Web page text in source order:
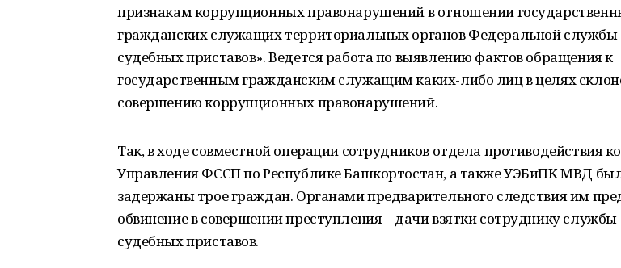
признакам коррупционных правонарушений в отношении
гражданских служащих территориальных органов Федеральной службы
судебных приставов». Ведется работа по выявлению фактов обращения к
государственным гражданским служащим каких-либо лиц в целях
совершению коррупционных правонарушений.
Так, в ходе совместной операции сотрудников отдела противодействия
Управления ФССП по Республике Башкортостан, а также УЭБиПК МВД
задержаны трое граждан. Органами предварительного следствия им
обвинение в совершении преступления – дачи взятки сотруднику службы
судебных приставов.